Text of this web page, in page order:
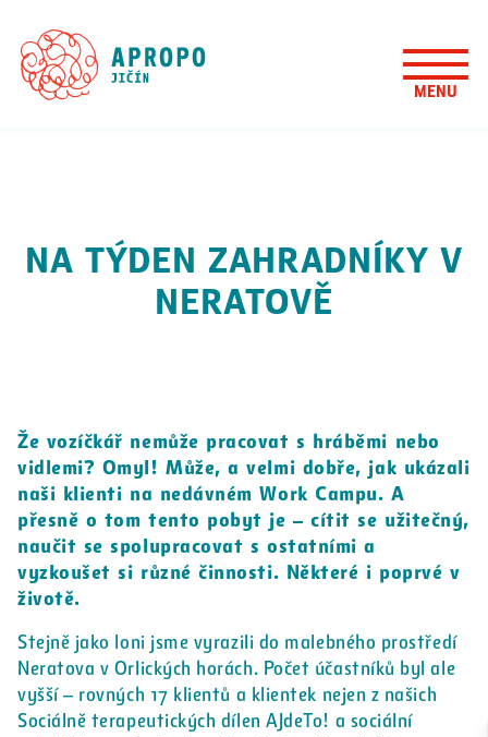
NA TÝDEN ZAHRADNÍKY V
NERATOVĚ
Že vozíčkář nemůže pracovat s hráběmi nebo
vidlemi? Omyl! Může, a velmi dobře, jak ukázali
naši klienti na nedávném Work Campu. A
přesně o tom tento pobyt je – cítit se užitečný,
naučit se spolupracovat s ostatními a
vyzkoušet si různé činnosti. Některé i poprvé v
životě.
Stejně jako loni jsme vyrazili do malebného prostředí
Neratova v Orlických horách. Počet účastníků byl ale
vyšší – rovných 17 klientů a klientek nejen z našich
Sociálně terapeutických dílen AJdeTo! a sociální